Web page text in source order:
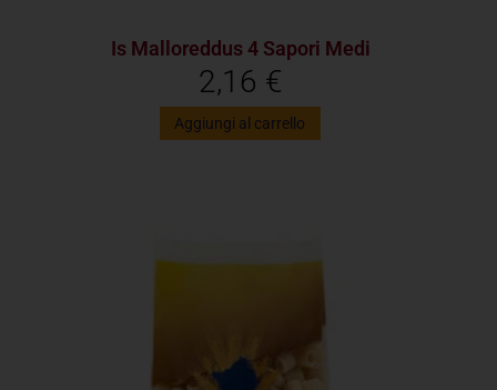
Is Malloreddus 4 Sapori Medi
2,16 €
Aggiungi al carrello